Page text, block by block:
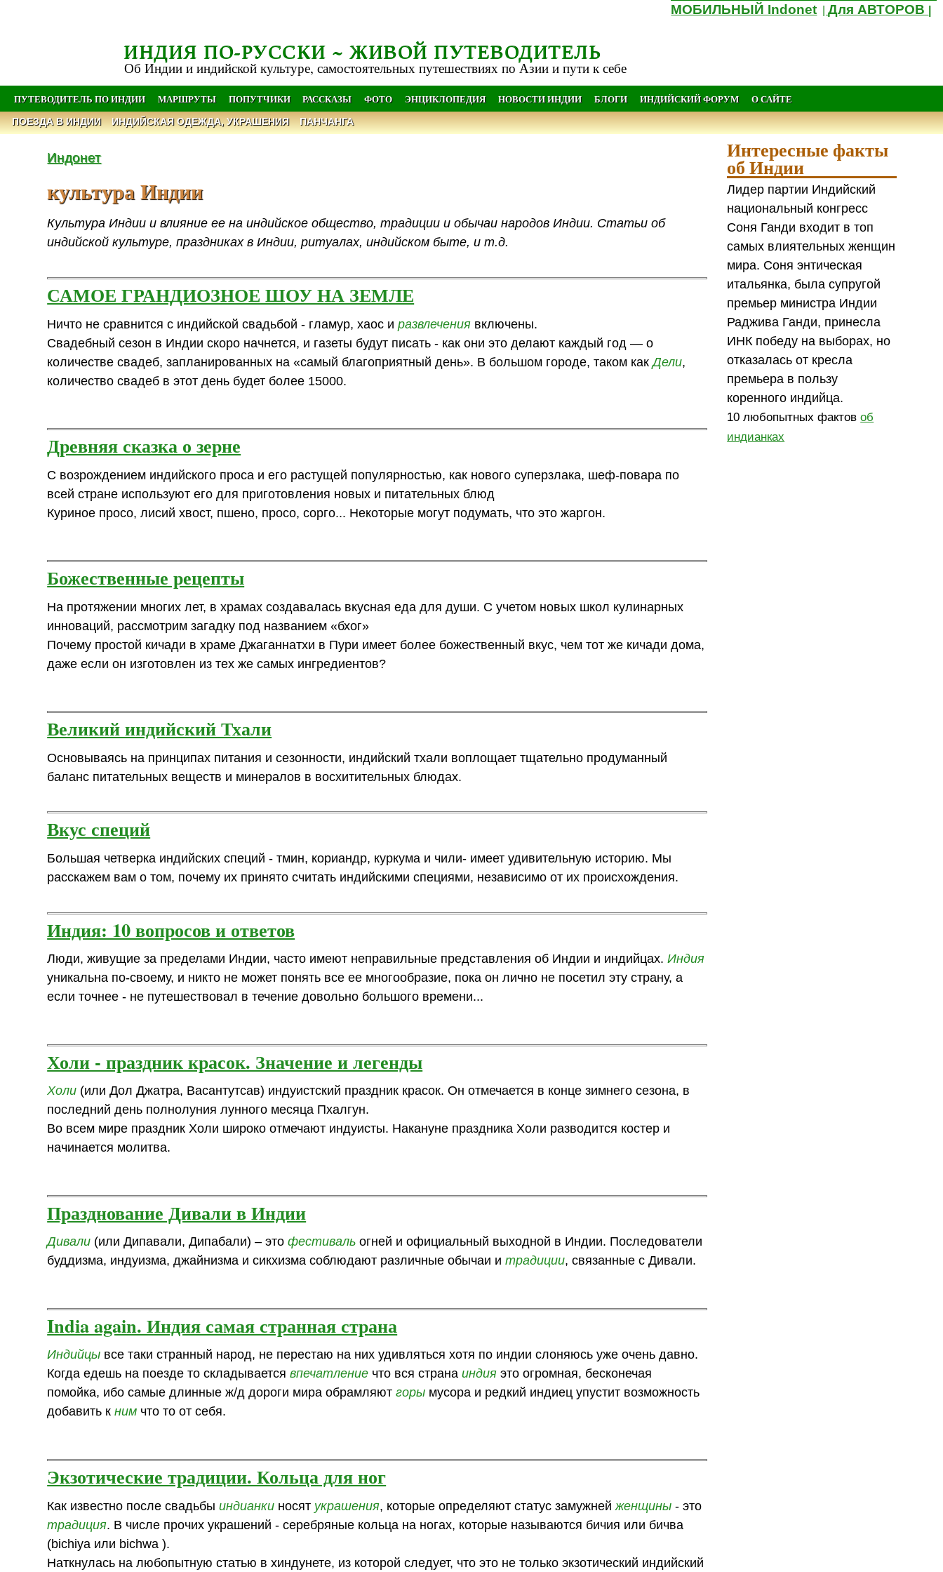
МОБИЛЬНЫЙ Indonet |Для АВТОРОВ
ИНДИЯ ПО-РУССКИ ~ ЖИВОЙ ПУТЕВОДИТЕЛЬ
Об Индии и индийской культуре, самостоятельных путешествиях по Азии и пути к себе
ПУТЕВОДИТЕЛЬ ПО ИНДИИ МАРШРУТЫ ПОПУТЧИКИ РАССКАЗЫ ФОТО ЭНЦИКЛОПЕДИЯ НОВОСТИ ИНДИИ БЛОГИ ИНДИЙСКИЙ ФОРУМ О САЙТЕ
ПОЕЗДА В ИНДИИ ИНДИЙСКАЯ ОДЕЖДА, УКРАШЕНИЯ ПАНЧАНГА
Индонет
культура Индии
Культура Индии и влияние ее на индийское общество, традиции и обычаи народов Индии. Статьи об
индийской культуре, праздниках в Индии, ритуалах, индийском быте, и т.д.
САМОЕ ГРАНДИОЗНОЕ ШОУ НА ЗЕМЛЕ
Ничто не сравнится с индийской свадьбой - гламур, хаос иразвлечения включены.
Свадебный сезон в Индии скоро начнется, и газеты будут писать - как они это делают каждый год — о
количестве свадеб, запланированных на «самый благоприятный день». В большом городе, таком какДели,
количество свадеб в этот день будет более 15000.
Древняя сказка о зерне
С возрождением индийского просa и его растущей популярностью, как нового суперзлака, шеф-повара по
всей стране используют его для приготовления новых и питательных блюд
Куриное просо, лисий хвост, пшено, просо, сорго... Некоторые могут подумать, что это жаргон.
Божественные рецепты
На протяжении многих лет, в храмах создавалась вкусная еда для души. С учетом новых школ кулинарных
инноваций, рассмотрим загадку под названием «бхог»
Почему простой кичади в храме Джаганнатхи в Пури имеет более божественный вкус, чем тот же кичади дома,
даже если он изготовлен из тех же самых ингредиентов?
Великий индийский Тхали
Основываясь на принципах питания и сезонности, индийский тхали воплощает тщательно продуманный
баланс питательных веществ и минералов в восхитительных блюдах.
Вкус специй
Большая четверка индийских специй - тмин, кориандр, куркума и чили- имеет удивительную историю. Мы
расскажем вам о том, почему их принято считать индийскими специями, независимо от их происхождения.
Индия: 10 вопросов и ответов
Люди, живущие за пределами Индии, часто имеют неправильные представления об Индии и индийцах.Индия
уникальна по-своему, и никто не может понять все ее многообразие, пока он лично не посетил эту страну, а
если точнее - не путешествовал в течение довольно большого времени...
Холи - праздник красок. Значение и легенды
Холи (или Дол Джатра, Васантутсав) индуистский праздник красок. Он отмечается в конце зимнего сезона, в
последний день полнолуния лунного месяца Пхалгун.
Во всем мире праздник Холи широко отмечают индуисты. Накануне праздника Холи разводится костер и
начинается молитва.
Празднование Дивали в Индии
Дивали (или Дипавали, Дипабали) – этофестиваль огней и официальный выходной в Индии. Последователи
буддизма, индуизма, джайнизма и сикхизма соблюдают различные обычаи итрадиции, связанные с Дивали.
India again. Индия самая странная страна
Индийцы все таки странный народ, не перестаю на них удивляться хотя по индии слоняюсь уже очень давно.
Когда едешь на поезде то складываетсявпечатление что вся странаиндия это огромная, бесконечая
помойка, ибо самые длинные ж/д дороги мира обрамляютгоры мусора и редкий индиец упустит возможность
добавить кним что то от себя.
Экзотические традиции. Кольца для ног
Как известно после свадьбыиндианки носят украшения, которые определяют статус замужнейженщины - это
традиция. В числе прочих украшений - серебряные кольца на ногах, которые называются бичия или бичва
(bichiya или bichwa ).
Наткнулась на любопытную статью в хиндунете, из которой следует, что это не только экзотический индийский
Интересные факты
об Индии
Лидер партии Индийский
национальный конгресс
Соня Ганди входит в топ
самых влиятельных женщин
мира. Соня энтическая
итальянка, была супругой
премьер министра Индии
Раджива Ганди, принесла
ИНК победу на выборах, но
отказалась от кресла
премьера в пользу
коренного индийца.
10 любопытных фактовоб
индианках